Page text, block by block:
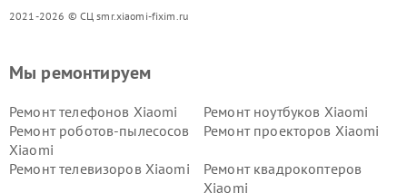
2021-2026 © СЦ smr.xiaomi-fixim.ru
Мы ремонтируем
Ремонт телефонов Xiaomi
Ремонт ноутбуков Xiaomi
Ремонт роботов-пылесосов
Xiaomi
Ремонт проекторов Xiaomi
Ремонт телевизоров Xiaomi
Ремонт квадрокоптеров
Xiaomi